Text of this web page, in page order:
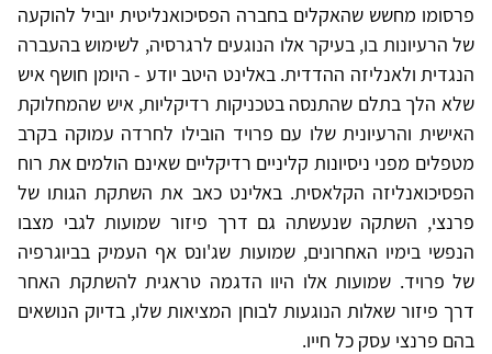
פרסומו מחשש שהאקלים בחברה הפסיכואנליטית יוביל להוקעה
של הרעיונות בו, בעיקר אלו הנוגעים לרגרסיה, לשימוש בהעברה
הנגדית ולאנליזה ההדדית. באלינט היטב יודע - היומן חושף איש
שלא הלך בתלם שהתנסה בטכניקות רדיקליות, איש שהמחלוקת
האישית והרעיונית שלו עם פרויד הובילו לחרדה עמוקה בקרב
מטפלים מפני ניסיונות קליניים רדיקליים שאינם הולמים את רוח
הפסיכואנליזה הקלאסית. באלינט כאב את השתקת הגותו של
פרנצי, השתקה שנעשתה גם דרך פיזור שמועות לגבי מצבו
הנפשי בימיו האחרונים, שמועות שג'ונס אף העמיק בביוגרפיה
של פרויד. שמועות אלו היוו הדגמה טראגית להשתקת האחר
דרך פיזור שאלות הנוגעות לבוחן המציאות שלו, בדיוק הנושאים
בהם פרנצי עסק כל חייו.